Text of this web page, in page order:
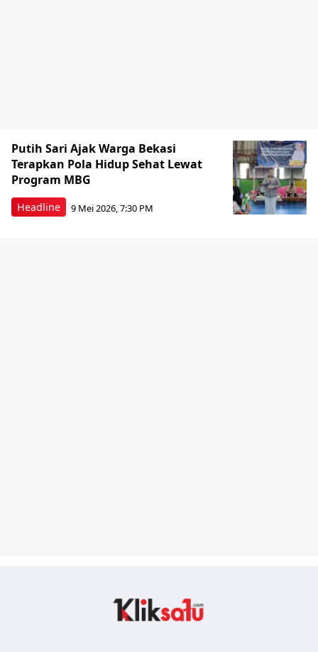
Headline
Putih Sari Ajak Warga Bekasi
Terapkan Pola Hidup Sehat Lewat
Program MBG
9 Mei 2026, 7:30 PM